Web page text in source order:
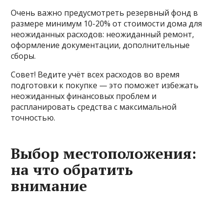
Очень важно предусмотреть резервный фонд в
размере минимум 10-20% от стоимости дома для
неожиданных расходов: неожиданный ремонт,
оформление документации, дополнительные
сборы.
Совет! Ведите учёт всех расходов во время
подготовки к покупке — это поможет избежать
неожиданных финансовых проблем и
распланировать средства с максимальной
точностью.
Выбор местоположения:
на что обратить
внимание